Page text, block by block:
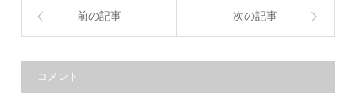
前の記事 次の記事
コメント